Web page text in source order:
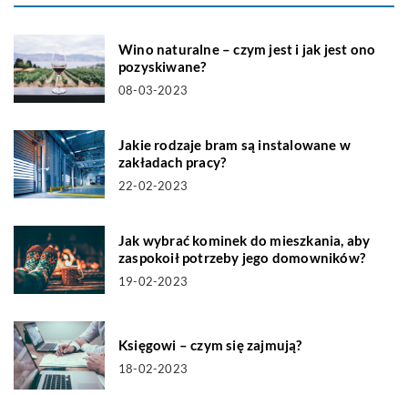
Wino naturalne – czym jest i jak jest ono
pozyskiwane?
08-03-2023
Jakie rodzaje bram są instalowane w
zakładach pracy?
22-02-2023
Jak wybrać kominek do mieszkania, aby
zaspokoił potrzeby jego domowników?
19-02-2023
Księgowi – czym się zajmują?
18-02-2023